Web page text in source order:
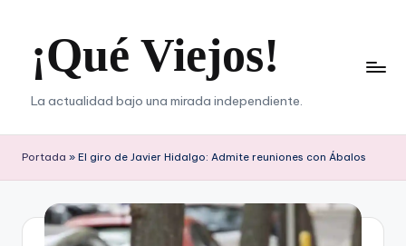
contenido¡Qué Viejos!
La actualidad bajo una mirada independiente.
Portada » El giro de Javier Hidalgo: Admite reuniones con Ábalos